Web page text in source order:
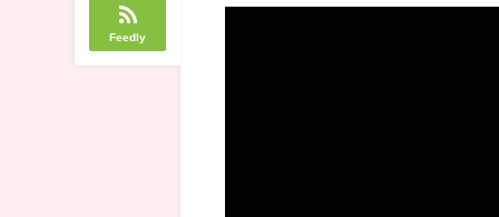
Feedly